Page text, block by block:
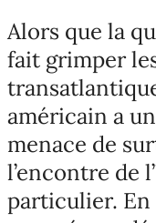
Alors que la
fait grimper
américain a
menace de
l’encontre de
particulier. En